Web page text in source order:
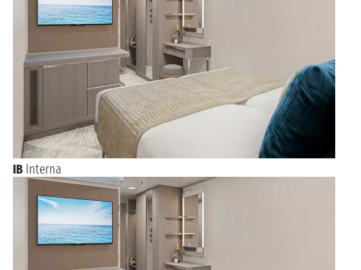
IB Interna